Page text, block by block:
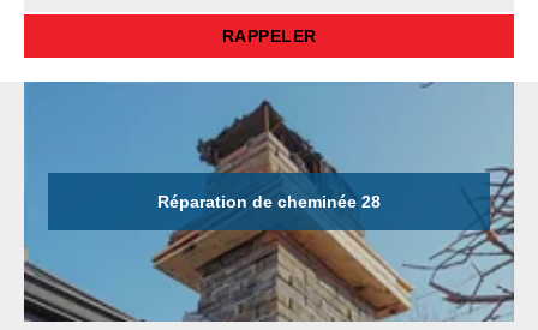
Réparation de cheminée 28